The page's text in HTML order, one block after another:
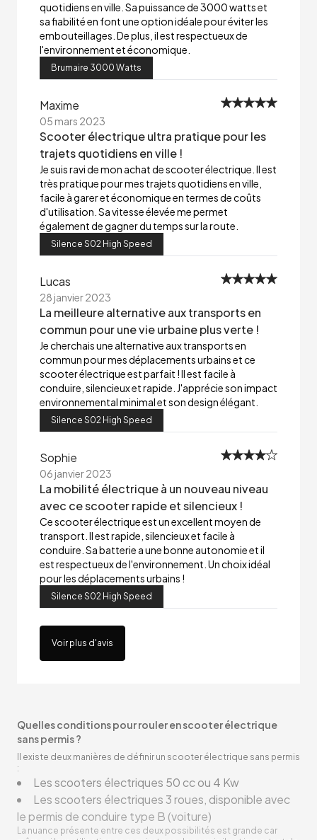
quotidiens en ville. Sa puissance de 3000 watts et
sa fiabilité en font une option idéale pour éviter les
embouteillages. De plus, il est respectueux de
l'environnement et économique.
Brumaire 3000 Watts
Maxime
05 mars 2023
Scooter électrique ultra pratique pour les
trajets quotidiens en ville !
Je suis ravi de mon achat de scooter électrique. Il est
très pratique pour mes trajets quotidiens en ville,
facile à garer et économique en termes de coûts
d'utilisation. Sa vitesse élevée me permet
également de gagner du temps sur la route.
Silence S02 High Speed
Lucas
28 janvier 2023
La meilleure alternative aux transports en
commun pour une vie urbaine plus verte !
Je cherchais une alternative aux transports en
commun pour mes déplacements urbains et ce
scooter électrique est parfait ! Il est facile à
conduire, silencieux et rapide. J'apprécie son impact
environnemental minimal et son design élégant.
Silence S02 High Speed
Sophie
06 janvier 2023
La mobilité électrique à un nouveau niveau
avec ce scooter rapide et silencieux !
Ce scooter électrique est un excellent moyen de
transport. Il est rapide, silencieux et facile à
conduire. Sa batterie a une bonne autonomie et il
est respectueux de l'environnement. Un choix idéal
pour les déplacements urbains !
Silence S02 High Speed
Voir plus d'avis
Quelles conditions pour rouler en scooter électrique
sans permis ?
Il existe deux manières de définir un scooter électrique sans permis
:
Les scooters électriques 50 cc ou 4 Kw
Les scooters électriques 3 roues, disponible avec
le permis de conduire type B (voiture)
La nuance présente entre ces deux possibilités est grande car